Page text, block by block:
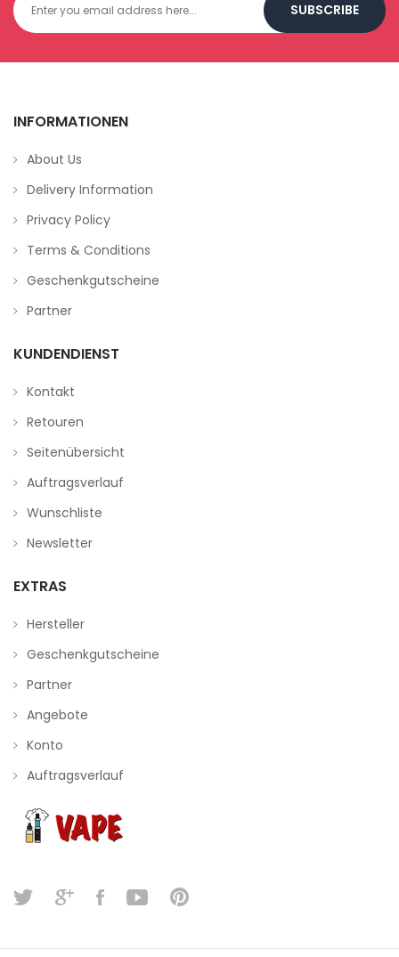
SUBSCRIBE
INFORMATIONEN
About Us
Delivery Information
Privacy Policy
Terms & Conditions
Geschenkgutscheine
Partner
KUNDENDIENST
Kontakt
Retouren
Seitenübersicht
Auftragsverlauf
Wunschliste
Newsletter
EXTRAS
Hersteller
Geschenkgutscheine
Partner
Angebote
Konto
Auftragsverlauf